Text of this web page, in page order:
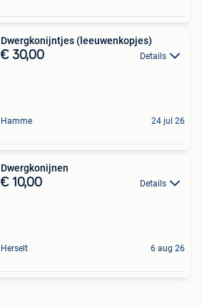
Dwergkonijntjes (leeuwenkopjes)
€ 30,00 Details
Hamme 24 jul 26
Dwergkonijnen
€ 10,00 Details
Herselt 6 aug 26